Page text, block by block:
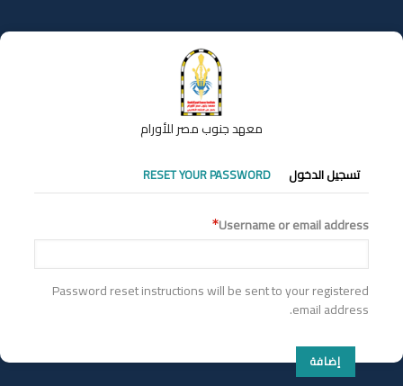
إلى
المحتوى
معهد جنوب مصر للأورام
التبويبات
الأساسية
تسجيل الدخول RESET YOUR PASSWORD
Username or email address
Password reset instructions will be sent to your registered
email address.